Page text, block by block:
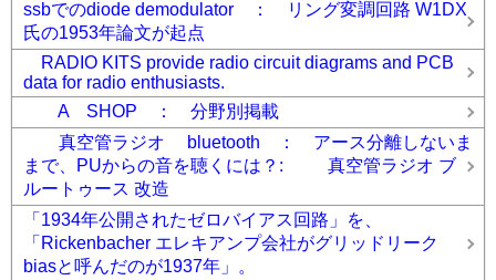
ssbでのdiode demodulator ： リング変調回路 W1DX
氏の1953年論文が起点
RADIO KITS provide radio circuit diagrams and PCB
data for radio enthusiasts.
A SHOP ： 分野別掲載
真空管ラジオ bluetooth ： アース分離しないま
まで、PUからの音を聴くには？: 真空管ラジオ ブ
ルートゥース 改造
「1934年公開されたゼロバイアス回路」を、
「Rickenbacher エレキアンプ会社がグリッドリーク
biasと呼んだのが1937年」。